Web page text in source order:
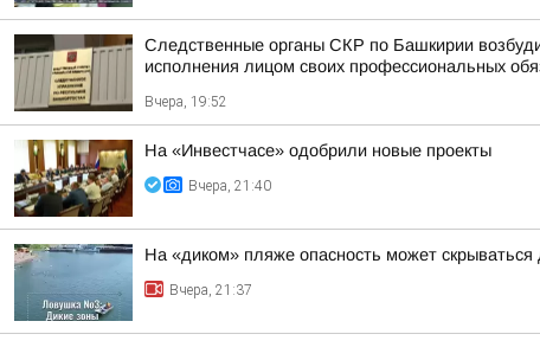
Следственные органы СКР по Башкирии
исполнения лицом своих профессиональных
Вчера, 19:52
На «Инвестчасе» одобрили новые проекты
Вчера, 21:40
На «диком» пляже опасность может
Вчера, 21:37